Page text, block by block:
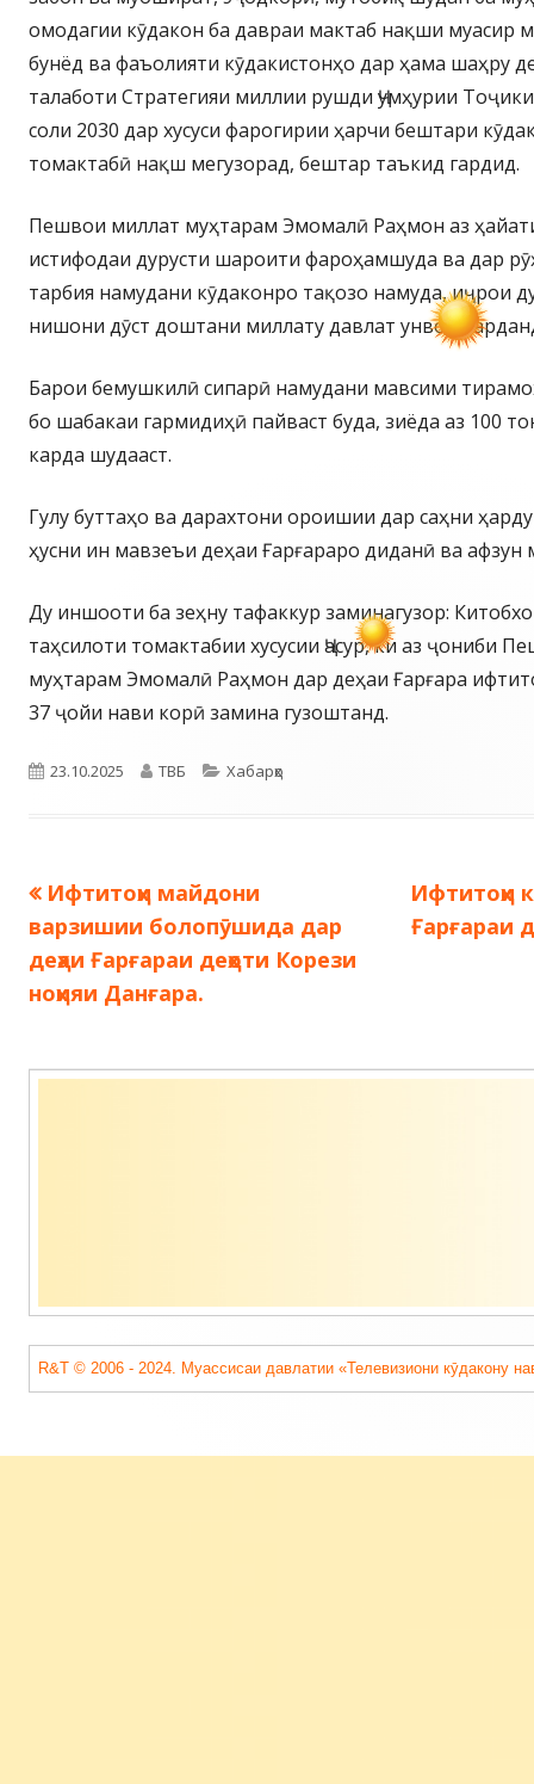
омодагии кӯдакон ба давраи мактаб нақши муасир
бунёд ва фаъолияти кӯдакистонҳо дар ҳама шаҳру
талаботи Стратегияи миллии рушди Ҷумҳурии
соли 2030 дар хусуси фарогирии ҳарчи бештари
томактабӣ нақш мегузорад, бештар таъкид гардид.
Пешвои миллат муҳтарам Эмомалӣ Раҳмон аз
истифодаи дурусти шароити фароҳамшуда ва дар
тарбия намудани кӯдаконро тақозо намуда, иҷрои
нишони дӯст доштани миллату давлат унвон
Барои бемушкилӣ сипарӣ намудани мавсими
бо шабакаи гармидиҳӣ пайваст буда, зиёда аз 100
карда шудааст.
Гулу буттаҳо ва дарахтони ороишии дар саҳни
ҳусни ин мавзеъи деҳаи Ғарғараро диданӣ ва афзун
Ду иншооти ба зеҳну тафаккур заминагузор:
таҳсилоти томактабии хусусии Ҷасур, ки аз ҷониби
муҳтарам Эмомалӣ Раҳмон дар деҳаи Ғарғара
37 ҷойи нави корӣ замина гузоштанд.
Опубликовано
23.10.2025 Автор
ТВБ Рубрики
Хабарҳо
Навигация
по
записям
Предыдущая
запись:
Ифтитоҳи майдони
варзишии болопӯшида дар
деҳаи Ғарғараи деҳоти Корези
ноҳияи Данғара.
запись:
Ифтитоҳи
Ғарғараи
Содержимое
R&T © 2006 - 2024. Муассисаи давлатии «Телевизиони кӯдакону